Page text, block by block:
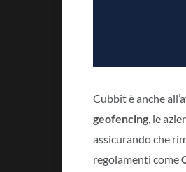
Cubbit è anche
geofencing, le
assicurando che
regolamenti come